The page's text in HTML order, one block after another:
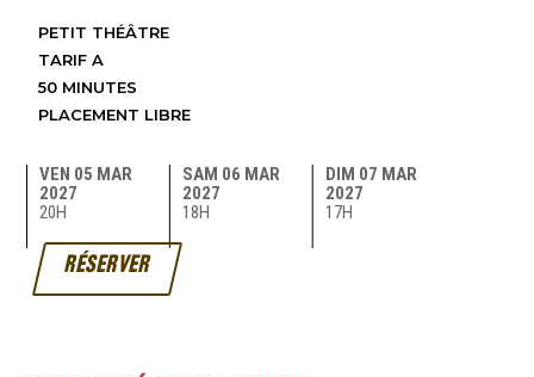
PETIT THÉÂTRE
TARIF A
50 MINUTES
PLACEMENT LIBRE
VEN 05 MAR
2027
20H
SAM 06 MAR
2027
18H
DIM 07 MAR
2027
17H
RÉSERVER